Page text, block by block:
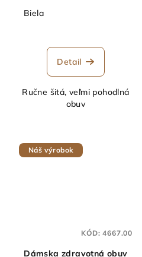
Biela
Detail
Ručne šitá, veľmi pohodlná
obuv
Náš výrobok
Dámska zdravotná obuv
KÓD:4667.00